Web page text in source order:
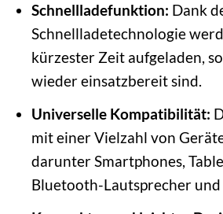
Schnellladefunktion: Dank
Schnellladetechnologie
kürzester Zeit aufgeladen,
wieder einsatzbereit sind.
Universelle Kompatibilität:
mit einer Vielzahl von
darunter Smartphones,
Bluetooth-Lautsprecher und